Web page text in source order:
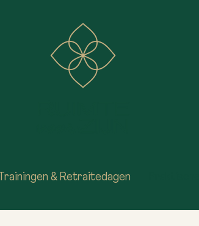
Trainingen & Retraitedagen